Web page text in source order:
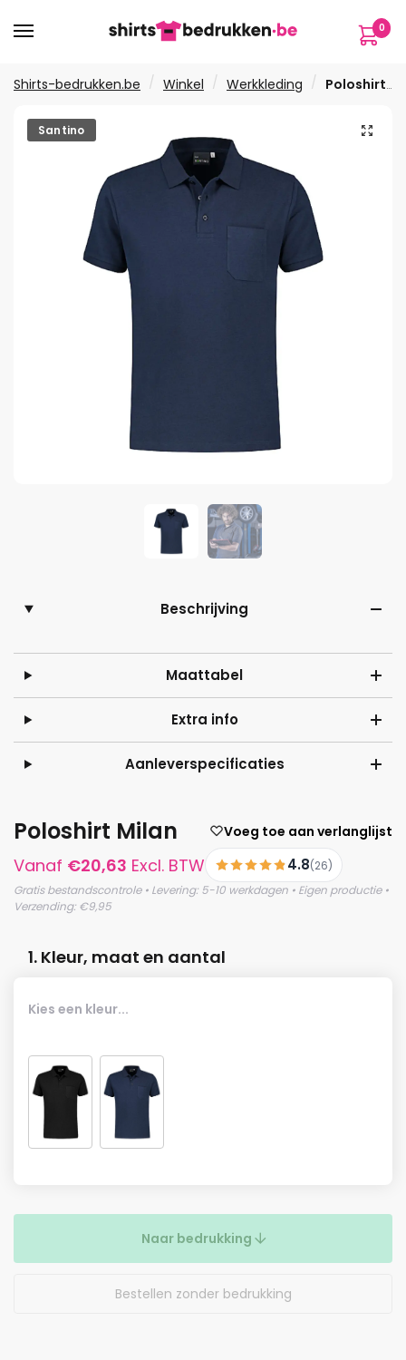
naar
naar
inhoud
0
Shirts-bedrukken.be / Winkel / Werkkleding / Poloshirt Milan
🔍
Santino
Beschrijving
Maattabel
Extra info
Aanleverspecificaties
Poloshirt Milan Voeg toe aan verlanglijst
Vanaf €20,63 Excl. BTW 4.8(26)
Gratis bestandscontrole • Levering: 5-10 werkdagen • Eigen productie •
Verzending: €9,95
1. Kleur, maat en aantal
Kies een kleur...
Naar bedrukking
Bestellen zonder bedrukking